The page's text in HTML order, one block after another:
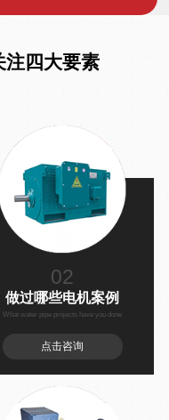
注四大要素
02
做过哪些电机案例
What water pipe projects have you done
点击咨询